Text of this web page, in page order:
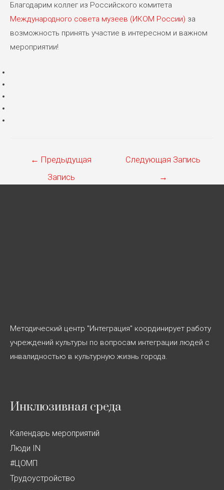
Благодарим коллег из Российского комитета
Международного совета музеев (ИКОМ России) за
возможность принять участие в интересном и важном
мероприятии!
Навигация
записям
← Предыдущая
Запись
Следующая Запись
→
Методический центр "Интеграция" координирует работу
учреждений культуры по вопросам интеграции людей с
инвалидностью в культурную жизнь города.
Инклюзивная среда
Календарь мероприятий
Люди IN
#ЦОМП
Трудоустройство